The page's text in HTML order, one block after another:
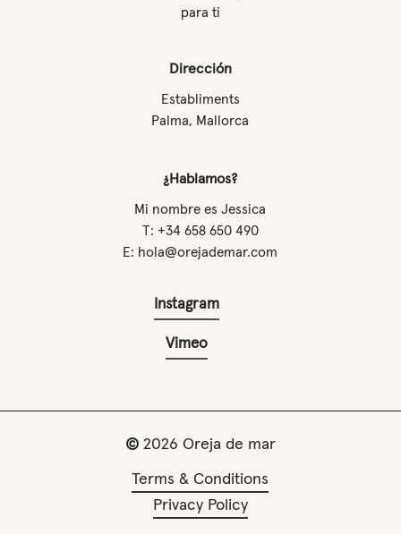
para ti
Dirección
Establiments
Palma, Mallorca
¿Hablamos?
Mi nombre es Jessica
T: +34 658 650 490
E: hola@orejademar.com
Instagram
Vimeo
© 2026 Oreja de mar
Terms & Conditions
Privacy Policy